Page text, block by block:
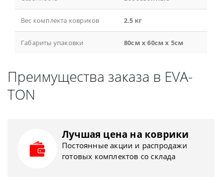
Вес комплекта ковриков 2.5 кг
Габариты упаковки 80см x 60см x 5см
Преимущества заказа в EVA-
TON
Лучшая цена на коврики
Постоянные акции и распродажи
готовых комплектов со склада